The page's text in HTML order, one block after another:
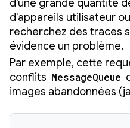
d'une grande quantité
d'appareils utilisateur
recherchez des traces
évidence un problème.
Par exemple, cette
conflits MessageQueue
images abandonnées